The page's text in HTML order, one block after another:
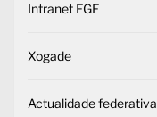
Intranet FGF
Xogade
Actualidade federativa